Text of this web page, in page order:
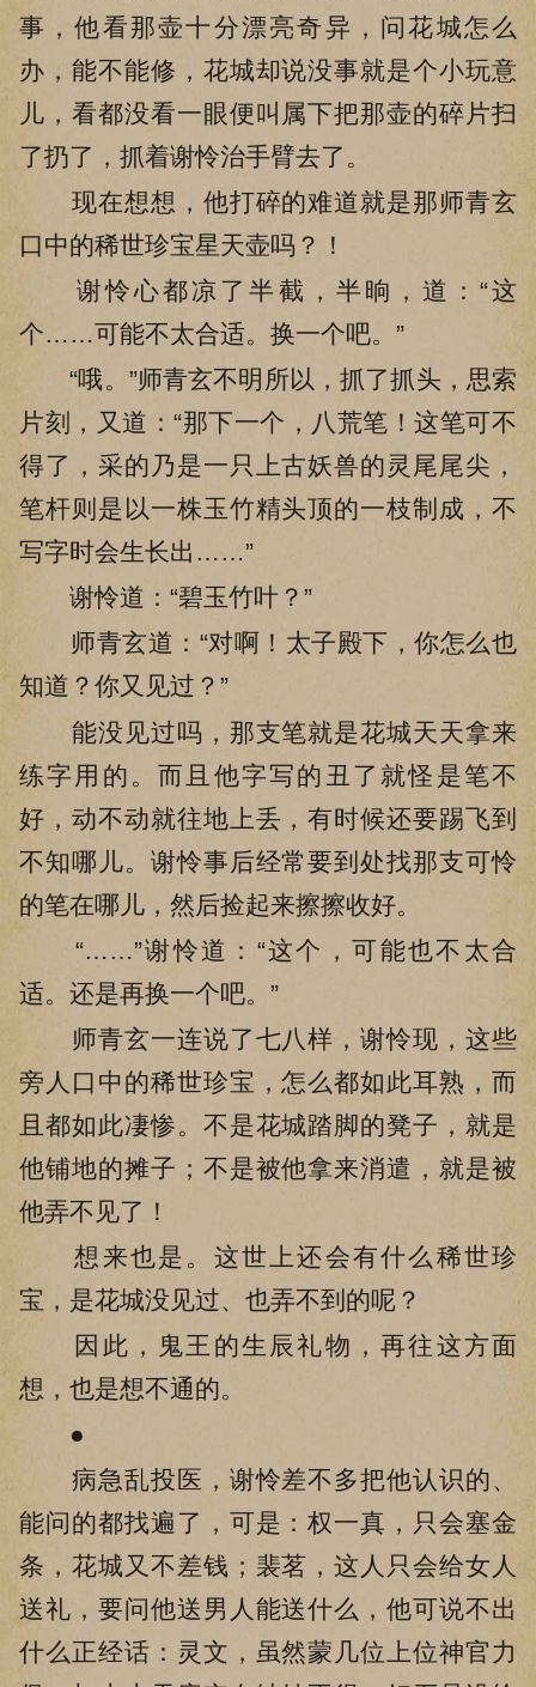
事，他看那壶十分漂亮奇异，问花城怎么
办，能不能修，花城却说没事就是个小玩意
儿，看都没看一眼便叫属下把那壶的碎片扫
了扔了，抓着谢怜治手臂去了。
现在想想，他打碎的难道就是那师青玄
口中的稀世珍宝星天壶吗？！
谢怜心都凉了半截，半晌，道：“这
个……可能不太合适。换一个吧。”
“哦。”师青玄不明所以，抓了抓头，思索
片刻，又道：“那下一个，八荒笔！这笔可不
得了，采的乃是一只上古妖兽的灵尾尾尖，
笔杆则是以一株玉竹精头顶的一枝制成，不
写字时会生长出……”
谢怜道：“碧玉竹叶？”
师青玄道：“对啊！太子殿下，你怎么也
知道？你又见过？”
能没见过吗，那支笔就是花城天天拿来
练字用的。而且他字写的丑了就怪是笔不
好，动不动就往地上丢，有时候还要踢飞到
不知哪儿。谢怜事后经常要到处找那支可怜
的笔在哪儿，然后捡起来擦擦收好。
“……”谢怜道：“这个，可能也不太合
适。还是再换一个吧。”
师青玄一连说了七八样，谢怜现，这些
旁人口中的稀世珍宝，怎么都如此耳熟，而
且都如此凄惨。不是花城踏脚的凳子，就是
他铺地的摊子；不是被他拿来消遣，就是被
他弄不见了！
想来也是。这世上还会有什么稀世珍
宝，是花城没见过、也弄不到的呢？
因此，鬼王的生辰礼物，再往这方面
想，也是想不通的。
●
病急乱投医，谢怜差不多把他认识的、
能问的都找遍了，可是：权一真，只会塞金
条，花城又不差钱；裴茗，这人只会给女人
送礼，要问他送男人能送什么，他可说不出
什么正经话：灵文，虽然蒙几位上位神官力